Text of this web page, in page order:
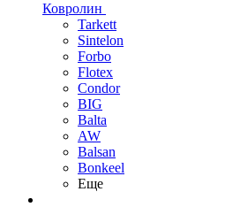
Ковролин
Tarkett
Sintelon
Forbo
Flotex
Condor
BIG
Balta
AW
Balsan
Bonkeel
Еще